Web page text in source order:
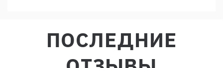
ПОСЛЕДНИЕ